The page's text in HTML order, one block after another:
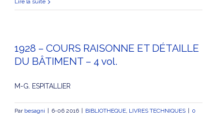
Lire la suite
1928 – COURS RAISONNE ET DÉTAILLE
DU BÂTIMENT – 4 vol.
M-G. ESPITALLIER
Par besagni 6-06 2016 BIBLIOTHEQUE, LIVRES TECHNIQUES
0